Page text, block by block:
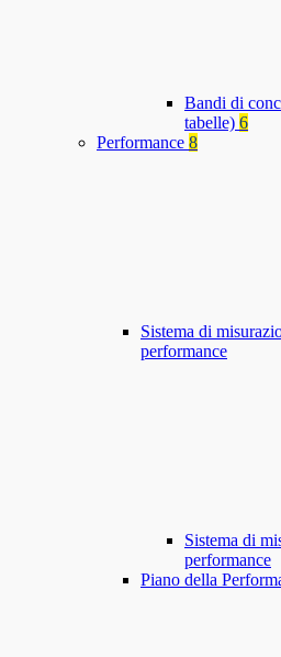
Bandi di
tabelle) 6
Performance 8
Sistema di
performance
Sistema di
performance
Piano della